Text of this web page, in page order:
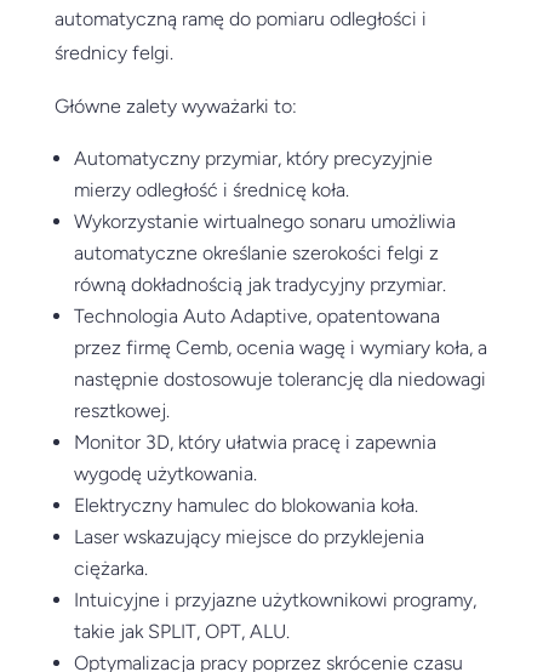
automatyczną ramę do pomiaru odległości i
średnicy felgi.
Główne zalety wyważarki to:
Automatyczny przymiar, który precyzyjnie
mierzy odległość i średnicę koła.
Wykorzystanie wirtualnego sonaru umożliwia
automatyczne określanie szerokości felgi z
równą dokładnością jak tradycyjny przymiar.
Technologia Auto Adaptive, opatentowana
przez firmę Cemb, ocenia wagę i wymiary koła, a
następnie dostosowuje tolerancję dla niedowagi
resztkowej.
Monitor 3D, który ułatwia pracę i zapewnia
wygodę użytkowania.
Elektryczny hamulec do blokowania koła.
Laser wskazujący miejsce do przyklejenia
ciężarka.
Intuicyjne i przyjazne użytkownikowi programy,
takie jak SPLIT, OPT, ALU.
Optymalizacja pracy poprzez skrócenie czasu